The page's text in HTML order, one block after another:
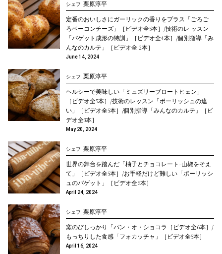
シェフ 栗原淳平
定番のおいしさにガーリックの香りをプラス「ごろご
ろベーコンチーズ」［ビデオ全5本］/技術のレ ッスン
「バゲット成形の特訓」［ビデオ全4本］/個別指導「み
んなのカルテ」［ビデオ全 2本］
June 14, 2024
シェフ 栗原淳平
ヘルシーで美味しい「ミュズリーブロートヒェン」
［ビデオ全5本］/技術のレッスン「ポーリッシュの違
い」［ビデオ全5本］/個別指導「みんなのカルテ」［ビ
デオ全3本］
May 20, 2024
シェフ 栗原淳平
世界の舞台を踏んだ「柚子とチョコレート~山椒をそえ
て」［ビデオ全5本］/お手軽だけど難しい「ポーリッシ
ュのバゲット」［ビデオ全6本］
April 24, 2024
シェフ 栗原淳平
窯のびしっかり「パン・オ・ショコラ［ビデオ全6本］/
もっちりした食感「フォカッチャ」［ビデオ全5本］
April 16, 2024